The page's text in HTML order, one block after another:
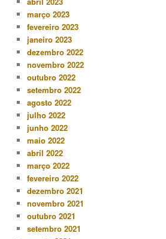
março 2023
fevereiro 2023
janeiro 2023
dezembro 2022
novembro 2022
outubro 2022
setembro 2022
agosto 2022
julho 2022
junho 2022
maio 2022
abril 2022
março 2022
fevereiro 2022
dezembro 2021
novembro 2021
outubro 2021
setembro 2021